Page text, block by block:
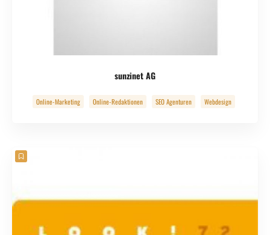
sunzinet AG
Online-Marketing Online-Redaktionen SEO Agenturen
Webdesign